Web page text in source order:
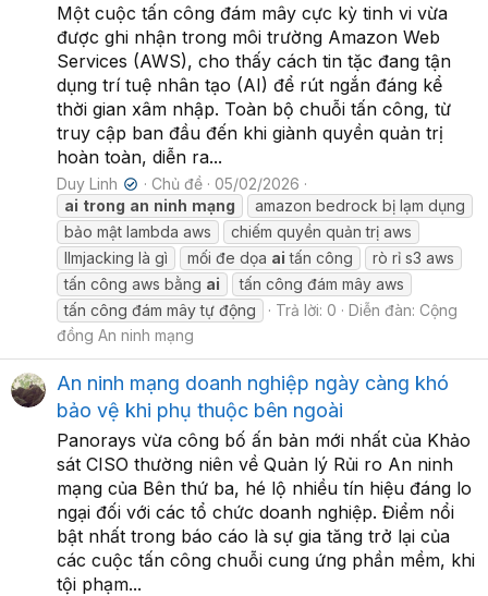
Một cuộc tấn công đám mây cực kỳ tinh vi vừa
được ghi nhận trong môi trường Amazon Web
Services (AWS), cho thấy cách tin tặc đang tận
dụng trí tuệ nhân tạo (AI) để rút ngắn đáng kể
thời gian xâm nhập. Toàn bộ chuỗi tấn công, từ
truy cập ban đầu đến khi giành quyền quản trị
hoàn toàn, diễn ra...
Duy Linh ✔ Chủ đề
05/02/2026
ai trong an ninh mạng
amazon bedrock bị lạm dụng
bảo mật lambda aws
chiếm quyền quản trị aws
llmjacking là gì
mối đe dọa ai tấn công
rò rỉ s3 aws
tấn công aws bằng ai
tấn công đám mây aws
tấn công đám mây tự động
Trả lời: 0 Diễn đàn: Cộng
đồng An ninh mạng
An ninh mạng doanh nghiệp ngày càng khó
bảo vệ khi phụ thuộc bên ngoài
Panorays vừa công bố ấn bản mới nhất của Khảo
sát CISO thường niên về Quản lý Rủi ro An ninh
mạng của Bên thứ ba, hé lộ nhiều tín hiệu đáng lo
ngại đối với các tổ chức doanh nghiệp. Điểm nổi
bật nhất trong báo cáo là sự gia tăng trở lại của
các cuộc tấn công chuỗi cung ứng phần mềm, khi
tội phạm...